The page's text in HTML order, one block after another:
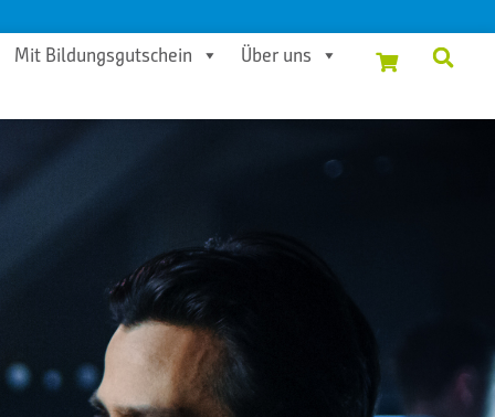
Mit Bildungsgutschein Über uns